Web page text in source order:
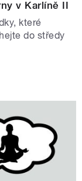
v Karlíně II
které
do středy